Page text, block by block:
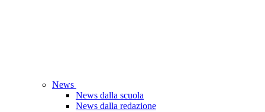
News
News dalla scuola
News dalla redazione